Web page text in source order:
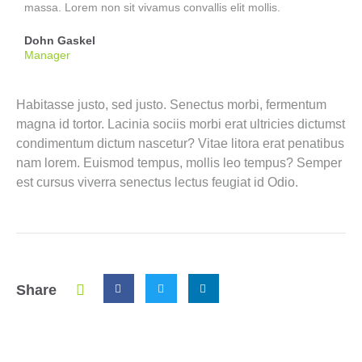
massa. Lorem non sit vivamus convallis elit mollis.
Dohn Gaskel
Manager
Habitasse justo, sed justo. Senectus morbi, fermentum
magna id tortor. Lacinia sociis morbi erat ultricies dictumst
condimentum dictum nascetur? Vitae litora erat penatibus
nam lorem. Euismod tempus, mollis leo tempus? Semper
est cursus viverra senectus lectus feugiat id Odio.
Share